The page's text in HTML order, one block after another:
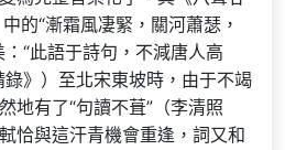
的“漸霜風凄緊，關河蕭瑟，
“此語于詩句，不減唐人高
錄》）至北宋東坡時，由于不竭
地有了“句讀不葺”（李清照
恰與這汗青機會重逢，詞又和